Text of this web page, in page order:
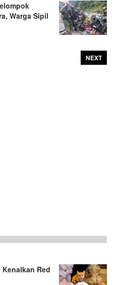
Warga Sipil
NEXT
Red